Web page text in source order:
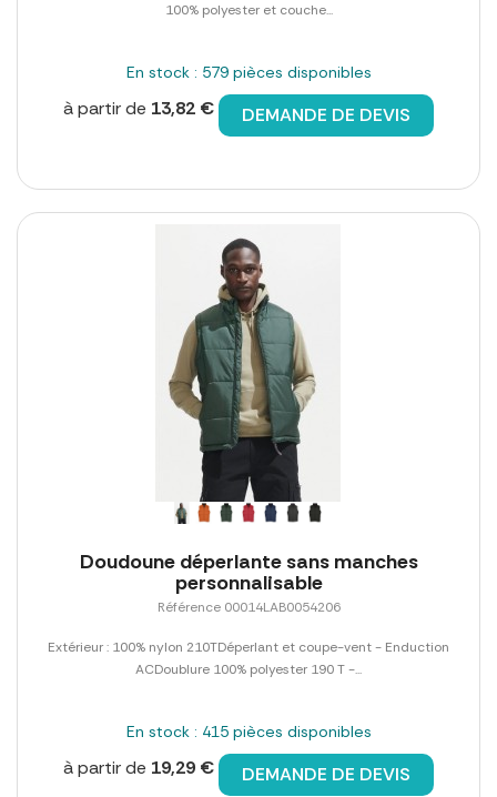
100% polyester et couche...
En stock : 579 pièces disponibles
à partir de 13,82 € DEMANDE DE DEVIS
Doudoune déperlante sans manches
personnalisable
Référence 00014LAB0054206
Extérieur : 100% nylon 210TDéperlant et coupe-vent - Enduction
ACDoublure 100% polyester 190 T -...
En stock : 415 pièces disponibles
à partir de 19,29 € DEMANDE DE DEVIS